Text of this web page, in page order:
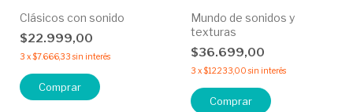
Clásicos con sonido
$22.999,00
3 x$7.666,33 sin interés
Comprar
Mundo de sonidos y
texturas
$36.699,00
3 x$12.233,00 sin interés
Comprar